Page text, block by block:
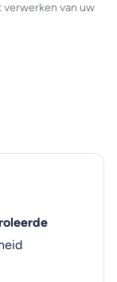
verwerken van uw